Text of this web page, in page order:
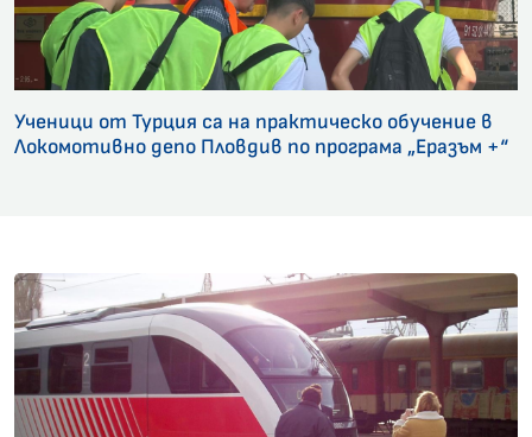
Ученици от Турция са на практическо обучение в
Локомотивно депо Пловдив по програма „Еразъм +“